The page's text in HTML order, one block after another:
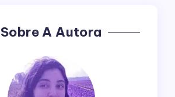
Sobre A Autora